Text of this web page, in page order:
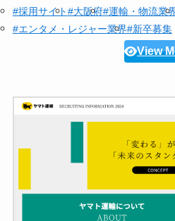
#採用サイト#大阪府#運輸・物流業
#エンタメ・レジャー業界#新卒募集
View